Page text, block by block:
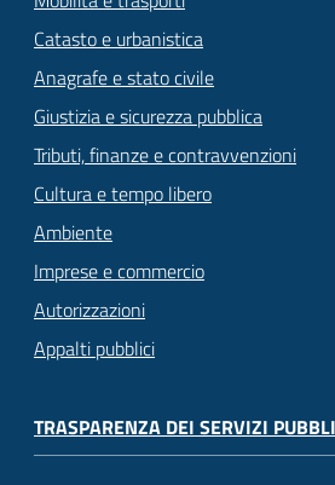
Catasto e urbanistica
Anagrafe e stato civile
Giustizia e sicurezza pubblica
Tributi, finanze e contravvenzioni
Cultura e tempo libero
Ambiente
Imprese e commercio
Autorizzazioni
Appalti pubblici
TRASPARENZA DEI SERVIZI